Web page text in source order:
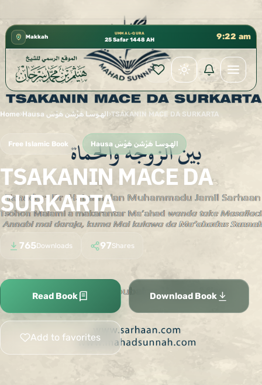
Makkah
UMM AL-QURA
25 Safar 1448 AH 9:22 am
Home› Hausa الهـوسـا هَرْشَن هَوْسَ ›TSAKANIN MACE DA SURKARTA
Free Islamic Book Hausa الهـوسـا هَرْشَن هَوْسَ
TSAKANIN MACE DA
SURKARTA
765Downloads 97Shares
Read Book Download Book
Add to favorites